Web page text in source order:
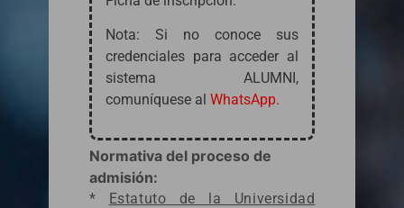
Nota: Si no conoce sus
credenciales para acceder al
sistema ALUMNI,
comuníquese al WhatsApp.
Normativa del proceso de
admisión:
* Estatuto de la Universidad